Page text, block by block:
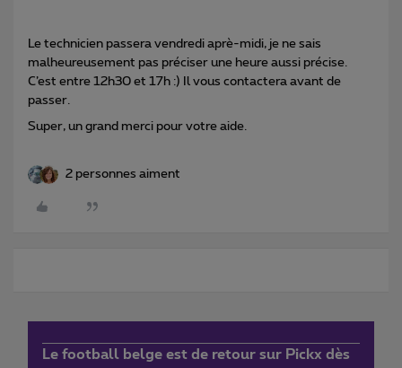
Le technicien passera vendredi aprè-midi, je ne sais
malheureusement pas préciser une heure aussi précise.
C’est entre 12h30 et 17h :) Il vous contactera avant de
passer.
Super, un grand merci pour votre aide.
2 personnes aiment
Le football belge est de retour sur Pickx dès